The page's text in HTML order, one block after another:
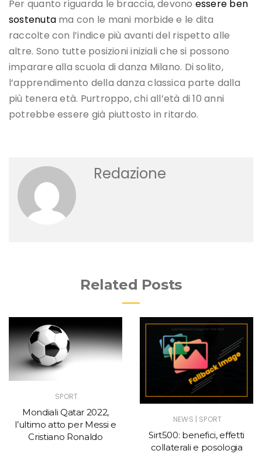
Per quanto riguarda le braccia, devono essere ben
sostenuta ma con le mani morbide e le dita
raccolte con l’indice più avanti del rispetto alle
altre. Sono tutte posizioni iniziali che si possono
imparare alla scuola di danza Milano. Di solito,
l’apprendimento della danza classica parte dalla
più tenera età. Purtroppo, chi all’età di 10 anni
potrebbe essere già piuttosto in ritardo.
Redazione
Related Posts
SPORT
Mondiali Qatar 2022,
l’ultimo atto per Messi e
Cristiano Ronaldo
NEWS | SPORT
Sirt500: benefici, effetti
collaterali e posologia